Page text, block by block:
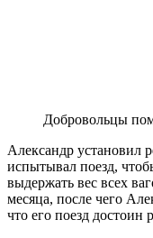
Добровольцы
Александр установил
испытывал поезд,
выдержать вес всех
месяца, после чего
что его поезд достоин